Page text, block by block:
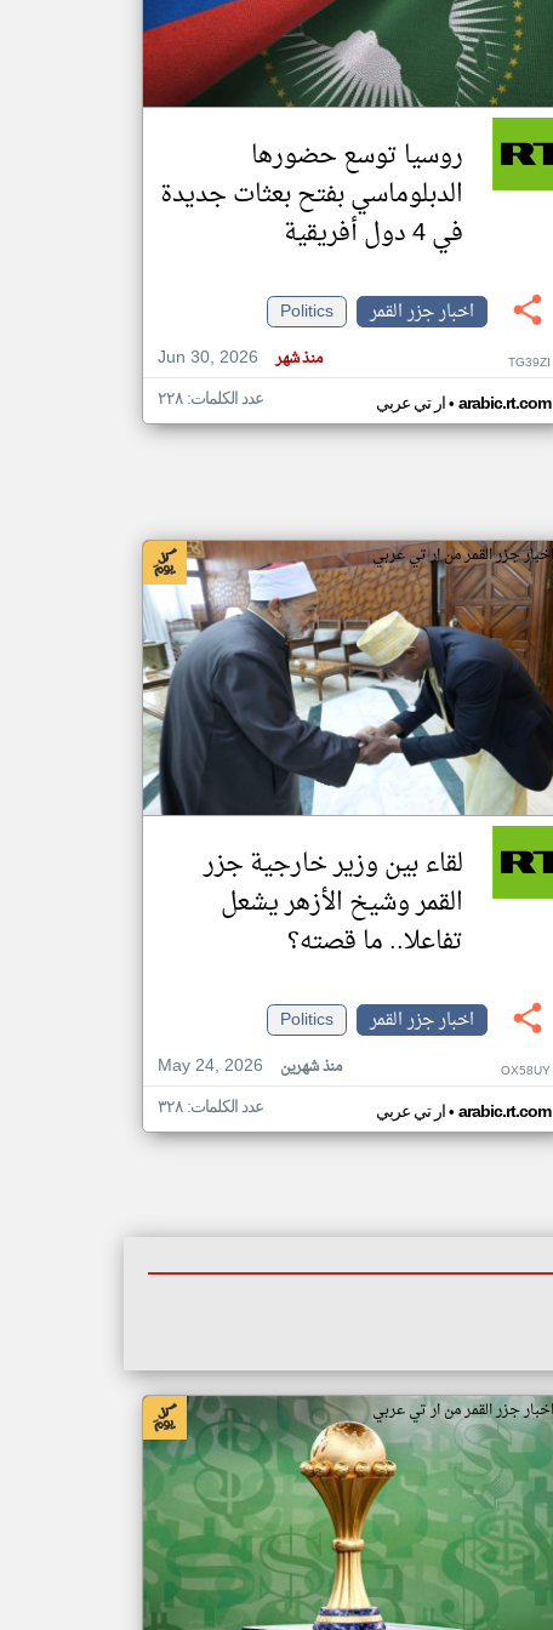
تغيير الدولة
اخبار جزر القمر على مدار الساعة
أهم اخبار جزر القمر العاجلة والمباشرة
روسيا توسع حضورها
الدبلوماسي بفتح بعثات جديدة
في 4 دول أفريقية
اخبار جزر القمر
Politics
Jun 30, 2026
منذ شهر TG39ZI
ار تي عربي• arabic.rt.com عدد الكلمات: ٢٢٨
اخبار جزر القمر من ار تي عربي
لقاء بين وزير خارجية جزر
القمر وشيخ الأزهر يشعل
تفاعلا.. ما قصته؟
اخبار جزر القمر
Politics
May 24, 2026
منذ شهرين OX58UY
ار تي عربي• arabic.rt.com عدد الكلمات: ٣٢٨
اخبار جزر القمر من ار تي عربي
klyoum.com